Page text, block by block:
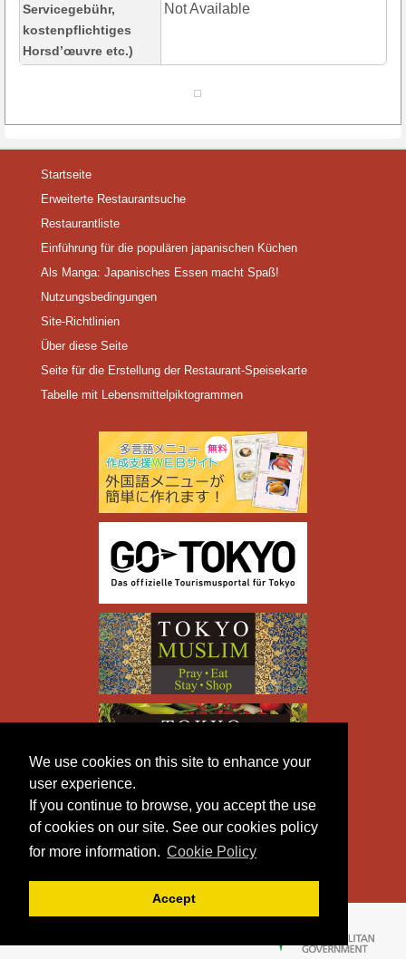
We use cookies on this site to enhance your
user experience.
If you continue to browse, you accept the use
of cookies on our site. See our cookies policy
for more information. Cookie Policy
Accept
Servicegebühr,
kostenpflichtiges
Horsd’œuvre etc.)
Not Available
Startseite
Erweiterte Restaurantsuche
Restaurantliste
Einführung für die populären japanischen Küchen
Als Manga: Japanisches Essen macht Spaß!
Nutzungsbedingungen
Site-Richtlinien
Über diese Seite
Seite für die Erstellung der Restaurant-Speisekarte
Tabelle mit Lebensmittelpiktogrammen